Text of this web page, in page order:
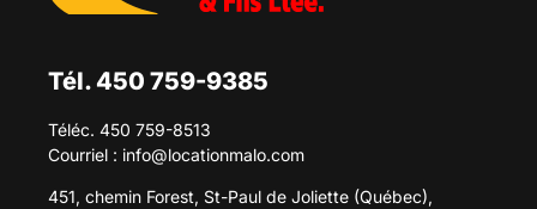
Tél. 450 759-9385
Téléc. 450 759-8513
Courriel : info@locationmalo.com
451, chemin Forest, St-Paul de Joliette (Québec),